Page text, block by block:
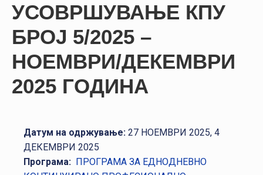
НАЈАВА
ЗА
ЧЛЕНОВИ
АЖУРИРАЈ
УСОВРШУВАЊЕ КПУ
БРОЈ 5/2025 –
НОЕМВРИ/ДЕКЕМВРИ
2025 ГОДИНА
Датум на одржување: 27 НОЕМВРИ 2025, 4
ДЕКЕМВРИ 2025
Програма: ПРОГРАМА ЗА ЕДНОДНЕВНО